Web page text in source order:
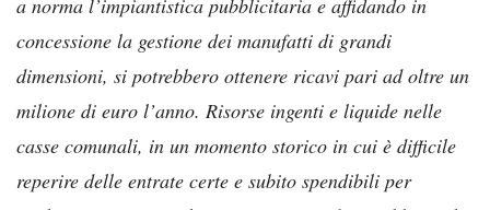
a norma l’impiantistica pubblicitaria e affidando in
concessione la gestione dei manufatti di grandi
dimensioni, si potrebbero ottenere ricavi pari ad oltre un
milione di euro l’anno. Risorse ingenti e liquide nelle
casse comunali, in un momento storico in cui è difficile
reperire delle entrate certe e subito spendibili per